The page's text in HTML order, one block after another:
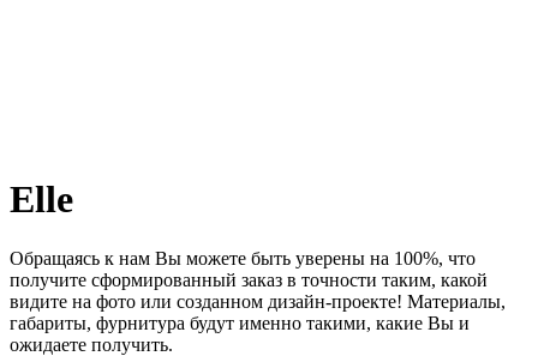
Elle
Обращаясь к нам Вы можете быть уверены на 100%, что
получите сформированный заказ в точности таким, какой
видите на фото или созданном дизайн-проекте! Материалы,
габариты, фурнитура будут именно такими, какие Вы и
ожидаете получить.